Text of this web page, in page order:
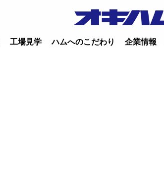
工場見学 ハムへのこだわり 企業情報